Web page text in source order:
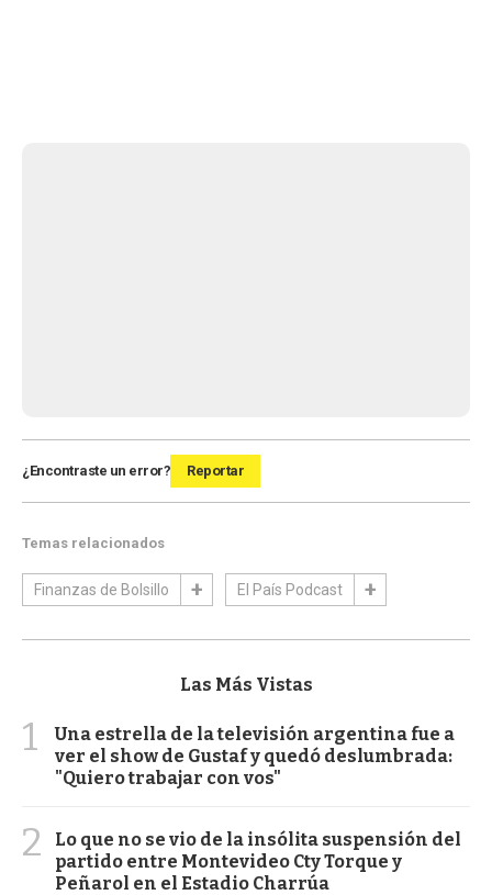
¿Encontraste un error? Reportar
Temas relacionados
Finanzas de Bolsillo El País Podcast
Las Más Vistas
1
Una estrella de la televisión argentina fue a
ver el show de Gustaf y quedó deslumbrada:
"Quiero trabajar con vos"
2
Lo que no se vio de la insólita suspensión del
partido entre Montevideo Cty Torque y
Peñarol en el Estadio Charrúa